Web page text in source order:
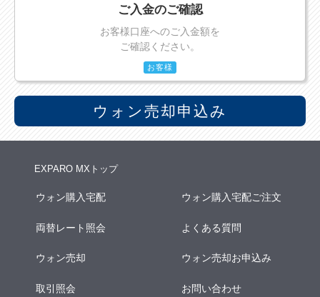
ご入金のご確認
お客様口座へのご入金額を
ご確認ください。
お客様
ウォン売却申込み
EXPARO MXトップ
ウォン購入宅配 ウォン購入宅配ご注文
両替レート照会 よくある質問
ウォン売却 ウォン売却お申込み
取引照会 お問い合わせ